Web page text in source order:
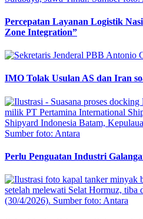
Percepatan Layanan Logistik
Zone Integration”
IMO Tolak Usulan AS dan Iran
Perlu Penguatan Industri